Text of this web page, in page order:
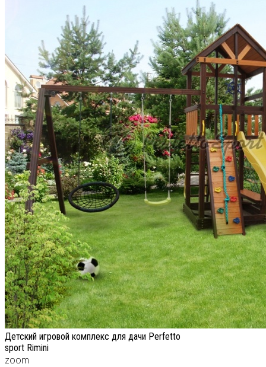
Детский игровой комплекс для дачи Perfetto
sport Rimini
zoom